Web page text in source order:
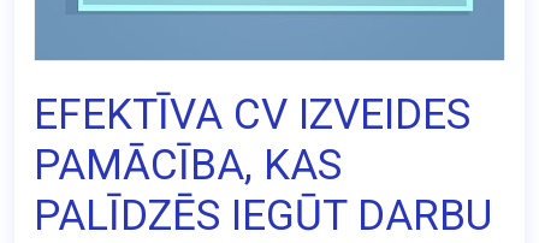
EFEKTĪVA CV IZVEIDES
PAMĀCĪBA, KAS
PALĪDZĒS IEGŪT DARBU